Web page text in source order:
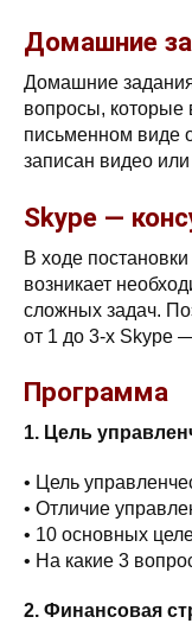
Домашние
Домашние
вопросы, которые
письменном виде
записан видео
Skype —
В ходе
возникает
сложных задач.
от 1 до 3-х Skype
Программа
1. Цель
• Цель
• Отличие
• 10 основных
• На какие 3
2. Финансовая